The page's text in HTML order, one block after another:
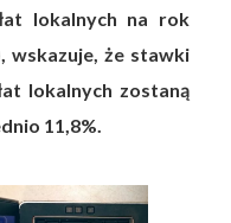
lokalnych na rok
wskazuje, że stawki
lokalnych zostaną
11,8%.